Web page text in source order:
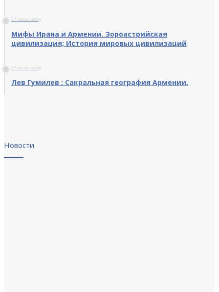
17 часов назад
Мифы Ирана и Армении. Зороастрийская
цивилизация; История мировых цивилизаций
17 часов назад
Лев Гумилев : Сакральная география Армении.
Новости